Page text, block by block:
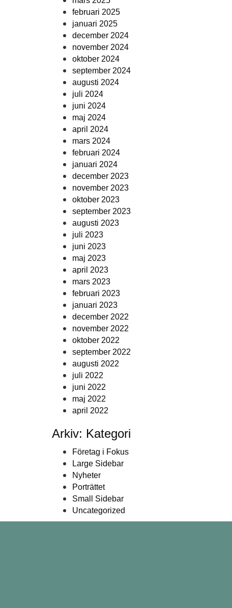
februari 2025
januari 2025
december 2024
november 2024
oktober 2024
september 2024
augusti 2024
juli 2024
juni 2024
maj 2024
april 2024
mars 2024
februari 2024
januari 2024
december 2023
november 2023
oktober 2023
september 2023
augusti 2023
juli 2023
juni 2023
maj 2023
april 2023
mars 2023
februari 2023
januari 2023
december 2022
november 2022
oktober 2022
september 2022
augusti 2022
juli 2022
juni 2022
maj 2022
april 2022
Arkiv: Kategori
Företag i Fokus
Large Sidebar
Nyheter
Porträttet
Small Sidebar
Uncategorized